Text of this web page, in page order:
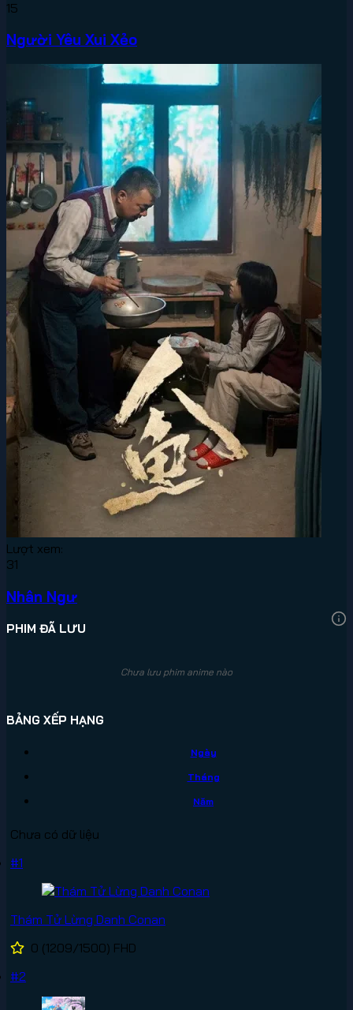
15
Người Yêu Xui Xẻo
Lượt xem:
31
Nhân Ngư
PHIM ĐÃ LƯU
Chưa lưu phim anime nào
BẢNG XẾP HẠNG
Ngày
Tháng
Năm
Chưa có dữ liệu
#1
Thám Tử Lừng Danh Conan
0 (1209/1500) FHD
#2